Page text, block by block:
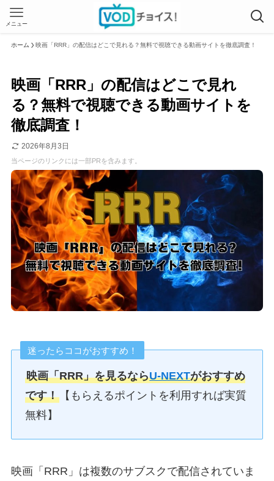
メニュー
ホーム 映画「RRR」の配信はどこで見れる？無料で視聴できる動画サイトを徹底調査！
映画「RRR」の配信はどこで見れ
る？無料で視聴できる動画サイトを
徹底調査！
2026年8月3日
当ページのリンクには一部PRを含みます。
迷ったらココがおすすめ！
映画「RRR」を見るならU-NEXTがおすすめ
です！ 【もらえるポイントを利用すれば実質
無料】
映画「RRR」は複数のサブスクで配信されていま